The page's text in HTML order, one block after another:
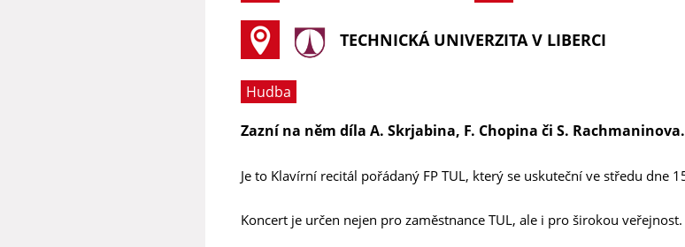
TECHNICKÁ UNIVERZITA V LIBERCI
Hudba
Zazní na něm díla A. Skrjabina, F. Chopina či S. Rachmaninova.
Je to Klavírní recitál pořádaný FP TUL, který se uskuteční ve středu dne
Koncert je určen nejen pro zaměstnance TUL, ale i pro širokou